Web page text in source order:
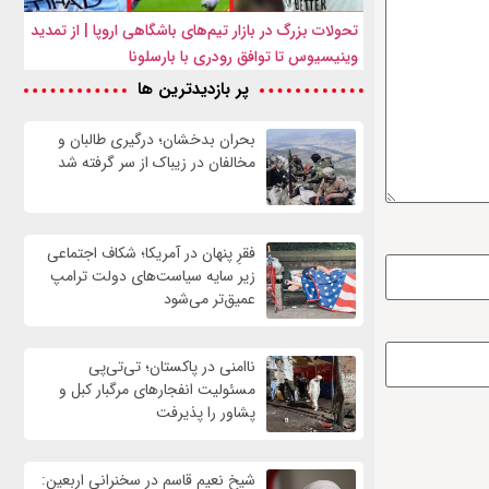
تحولات بزرگ در بازار تیم‌های باشگاهی اروپا | از تمدید
وینیسیوس تا توافق رودری با بارسلونا
پر بازدیدترین ها
بحران بدخشان؛ درگیری طالبان و
مخالفان در زیباک از سر گرفته شد
فقرِ پنهان در آمریکا؛ شکاف اجتماعی
زیر سایه سیاست‌های دولت ترامپ
عمیق‌تر می‌شود
ناامنی در پاکستان؛ تی‌تی‌پی
مسئولیت انفجارهای مرگبار کبل و
پشاور را پذیرفت
شیخ نعیم قاسم در سخنرانی اربعین: